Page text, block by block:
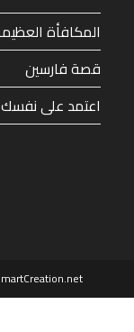
المكافأة
قصة فارسين
اعتمد على نفسك